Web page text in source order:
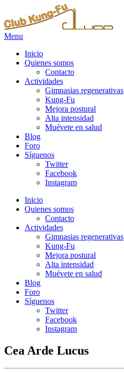
Menu
Inicio
Quienes somos
Contacto
Actividades
Gimnasias regenerativas
Kung-Fu
Mejora postural
Alta intensidad
Muévete en salud
Blog
Foro
Síguenos
Twitter
Facebook
Instagram
Inicio
Quienes somos
Contacto
Actividades
Gimnasias regenerativas
Kung-Fu
Mejora postural
Alta intensidad
Muévete en salud
Blog
Foro
Síguenos
Twitter
Facebook
Instagram
Cea Arde Lucus